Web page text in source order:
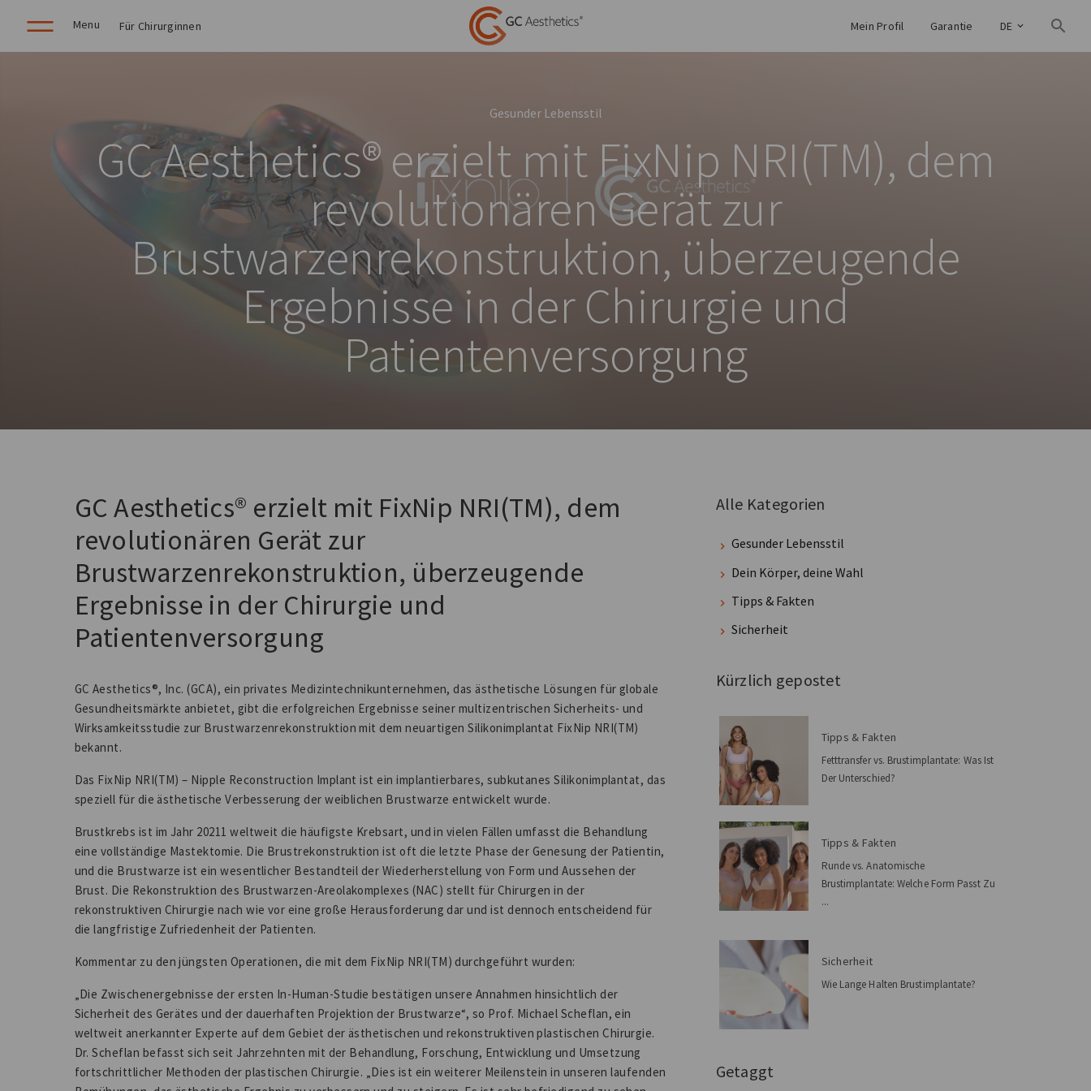
Menu Für Chirurginnen Mein Profil Garantie DE
Gesunder Lebensstil
GC Aesthetics® erzielt mit FixNip NRI(TM), dem
revolutionären Gerät zur
Brustwarzenrekonstruktion, überzeugende
Ergebnisse in der Chirurgie und
Patientenversorgung
GC Aesthetics® erzielt mit FixNip NRI(TM), dem
revolutionären Gerät zur
Brustwarzenrekonstruktion, überzeugende
Ergebnisse in der Chirurgie und
Patientenversorgung
GC Aesthetics®, Inc. (GCA), ein privates Medizintechnikunternehmen, das ästhetische Lösungen für globale
Gesundheitsmärkte anbietet, gibt die erfolgreichen Ergebnisse seiner multizentrischen Sicherheits- und
Wirksamkeitsstudie zur Brustwarzenrekonstruktion mit dem neuartigen Silikonimplantat FixNip NRI(TM)
bekannt.
Das FixNip NRI(TM) – Nipple Reconstruction Implant ist ein implantierbares, subkutanes Silikonimplantat, das
speziell für die ästhetische Verbesserung der weiblichen Brustwarze entwickelt wurde.
Brustkrebs ist im Jahr 20211 weltweit die häufigste Krebsart, und in vielen Fällen umfasst die Behandlung
eine vollständige Mastektomie. Die Brustrekonstruktion ist oft die letzte Phase der Genesung der Patientin,
und die Brustwarze ist ein wesentlicher Bestandteil der Wiederherstellung von Form und Aussehen der
Brust. Die Rekonstruktion des Brustwarzen-Areolakomplexes (NAC) stellt für Chirurgen in der
rekonstruktiven Chirurgie nach wie vor eine große Herausforderung dar und ist dennoch entscheidend für
die langfristige Zufriedenheit der Patienten.
Kommentar zu den jüngsten Operationen, die mit dem FixNip NRI(TM) durchgeführt wurden:
„Die Zwischenergebnisse der ersten In-Human-Studie bestätigen unsere Annahmen hinsichtlich der
Sicherheit des Gerätes und der dauerhaften Projektion der Brustwarze“, so Prof. Michael Scheflan, ein
weltweit anerkannter Experte auf dem Gebiet der ästhetischen und rekonstruktiven plastischen Chirurgie.
Dr. Scheflan befasst sich seit Jahrzehnten mit der Behandlung, Forschung, Entwicklung und Umsetzung
fortschrittlicher Methoden der plastischen Chirurgie. „Dies ist ein weiterer Meilenstein in unseren laufenden
Alle Kategorien
Gesunder Lebensstil
Dein Körper, deine Wahl
Tipps & Fakten
Sicherheit
Kürzlich gepostet
Tipps & Fakten
Fetttransfer vs. Brustimplantate: Was Ist
Der Unterschied?
Tipps & Fakten
Runde vs. Anatomische
Brustimplantate: Welche Form Passt Zu
...
Sicherheit
Wie Lange Halten Brustimplantate?
Getaggt